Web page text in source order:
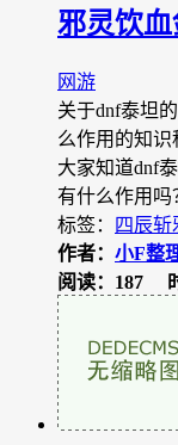
邪灵饮血
网游
关于dnf泰坦
么作用的知识
大家知道dnf
有什么作用
标签：
四辰斩
作者： 小F整
阅读：187